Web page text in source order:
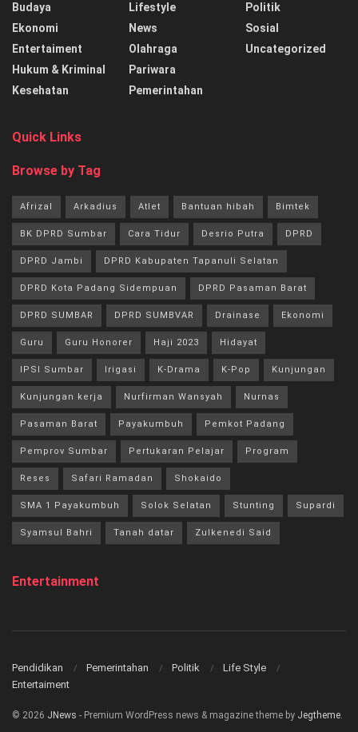
Budaya
Ekonomi
Entertaiment
Hukum & Kriminal
Kesehatan
Lifestyle
News
Olahraga
Pariwara
Pemerintahan
Politik
Sosial
Uncategorized
Quick Links
Browse by Tag
Afrizal Arkadius Atlet Bantuan hibah Bimtek
BK DPRD Sumbar Cara Tidur Desrio Putra DPRD
DPRD Jambi DPRD Kabupaten Tapanuli Selatan
DPRD Kota Padang Sidempuan DPRD Pasaman Barat
DPRD SUMBAR DPRD SUMBVAR Drainase Ekonomi
Guru Guru Honorer Haji 2023 Hidayat
IPSI Sumbar Irigasi K-Drama K-Pop Kunjungan
Kunjungan kerja Nurfirman Wansyah Nurnas
Pasaman Barat Payakumbuh Pemkot Padang
Pemprov Sumbar Pertukaran Pelajar Program
Reses Safari Ramadan Shokaido
SMA 1 Payakumbuh Solok Selatan Stunting Supardi
Syamsul Bahri Tanah datar Zulkenedi Said
Entertainment
Pendidikan Pemerintahan Politik
Life Style
Entertaiment
© 2026 JNews - Premium WordPress news & magazine theme by Jegtheme